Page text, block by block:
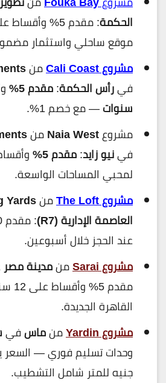
الحكمة
موقع ساحلي واستثمار
مشروع Cali Coast
من
فيرأس الحكمة:مقدم 5%
سنوات— مع خصم 1%.
مشروعNaia Westمن
فينيو زايد:مقدم 5%
لمحبي المساحات الواسعة.
مشروع The Loft
منYards
العاصمة الإدارية (R7)
عند الحجز خلال أسبوعين.
مشروع Sarai
منمدينة مصر
القاهرة الجديدة.
مشروع Yardin
منماسفي
جنيه للمتر شامل التشطيب.